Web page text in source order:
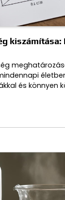
kiszámítása:
és könnyen